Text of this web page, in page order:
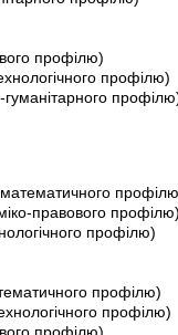
профілю)
профілю)
правового профілю)
профілю)
профілю)
профілю)